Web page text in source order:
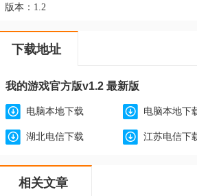
版本： 1.2
下载地址
我的游戏官方版v1.2 最新版
电脑本地下载 电脑本地下
湖北电信下载 江苏电信下
相关文章